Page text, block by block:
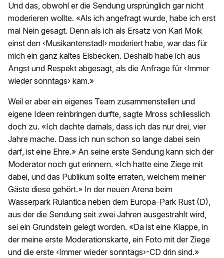
Und das, obwohl er die Sendung ursprünglich gar nicht
moderieren wollte. «Als ich angefragt wurde, habe ich erst
mal Nein gesagt. Denn als ich als Ersatz von Karl Moik
einst den ‹Musikantenstadl› moderiert habe, war das für
mich ein ganz kaltes Eisbecken. Deshalb habe ich aus
Angst und Respekt abgesagt, als die Anfrage für ‹Immer
wieder sonntags› kam.»
Weil er aber ein eigenes Team zusammenstellen und
eigene Ideen reinbringen durfte, sagte Mross schliesslich
doch zu. «Ich dachte damals, dass ich das nur drei, vier
Jahre mache. Dass ich nun schon so lange dabei sein
darf, ist eine Ehre.» An seine erste Sendung kann sich der
Moderator noch gut erinnern. «Ich hatte eine Ziege mit
dabei, und das Publikum sollte erraten, welchem meiner
Gäste diese gehört.» In der neuen Arena beim
Wasserpark Rulantica neben dem Europa-Park Rust (D),
aus der die Sendung seit zwei Jahren ausgestrahlt wird,
sei ein Grundstein gelegt worden. «Da ist eine Klappe, in
der meine erste Moderationskarte, ein Foto mit der Ziege
und die erste ‹Immer wieder sonntags›-CD drin sind.»